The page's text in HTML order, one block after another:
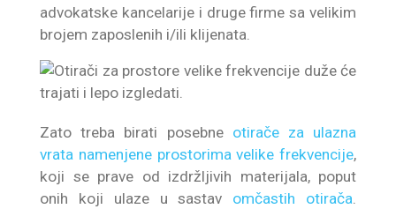
advokatske kancelarije i druge firme sa velikim
brojem zaposlenih i/ili klijenata.
Zato treba birati posebne otirače za ulazna
vrata namenjene prostorima velike frekvencije,
koji se prave od izdržljivih materijala, poput
onih koji ulaze u sastav omčastih otirača.